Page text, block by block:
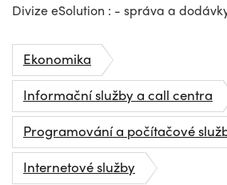
Divize eSolution : - správa a
Ekonomika
Informační služby a call centra
Programování a počítačové
Internetové služby